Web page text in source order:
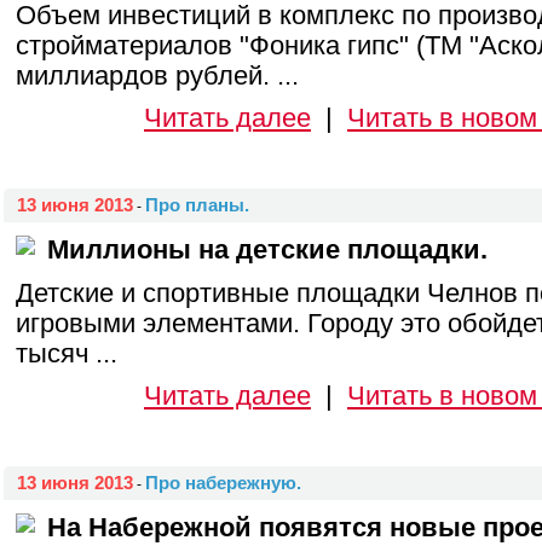
Объем инвестиций в комплекс по
стройматериалов "Фоника гипс" (ТМ
миллиардов рублей. ...
Читать далее
Читать в новом
13 июня 2013 - Про планы.
Миллионы на детские площадки.
Детские и спортивные площадки Челнов
игровыми элементами. Городу это
тысяч ...
Читать далее
Читать в новом
13 июня 2013 - Про набережную.
На Набережной появятся новые